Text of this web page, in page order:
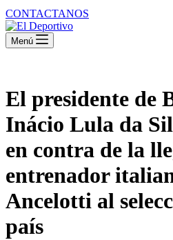
CONTACTANOS
Menú
El presidente de
Inácio Lula da
en contra de la
entrenador
Ancelotti al
país